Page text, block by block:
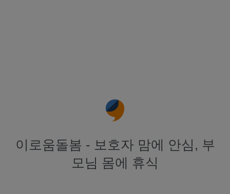
이로움돌봄 - 보호자 맘에 안심, 부
모님 몸에 휴식